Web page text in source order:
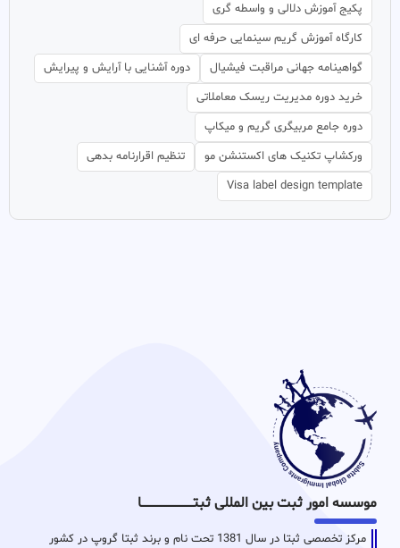
پکیج آموزش دلالی و واسطه گری
کارگاه آموزش گریم سینمایی حرفه ای
گواهینامه جهانی مراقبت فیشیال
دوره آشنایی با آرایش و پیرایش
خرید دوره مدیریت ریسک معاملاتی
دوره جامع مربیگری گریم و میکاپ
ورکشاپ تکنیک های اکستنشن مو
تنظیم اقرارنامه بدهی
Visa label design template
موسسه امور ثبت بین المللی ثبتـــــــــــــــــــــــــــــا
مرکز تخصصی ثبتا در سال 1381 تحت نام و برند ثبتا گروپ در کشور